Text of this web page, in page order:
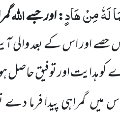
لَهٗ مِنْ هَادٍ: اور جسےاللہ
اور اس کے بعد والی آیت
ہدایت اور توفیق حاصل
میںگمراہی پیدا فرما